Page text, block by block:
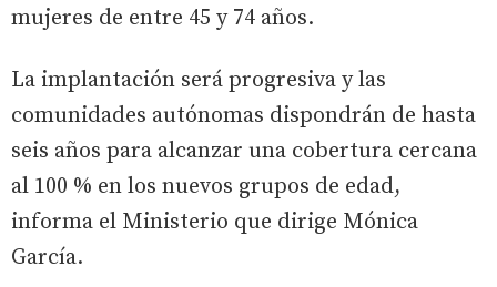
mujeres de entre 45 y 74 años.
La implantación será progresiva y las
comunidades autónomas dispondrán de hasta
seis años para alcanzar una cobertura cercana
al 100 % en los nuevos grupos de edad,
informa el Ministerio que dirige Mónica
García.